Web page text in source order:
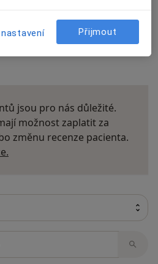
jsou pro nás důležité.
možnost zaplatit za
změnu recenze pacienta.
Přijmout